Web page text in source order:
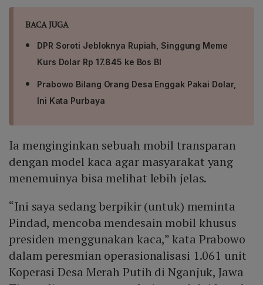
BACA JUGA
DPR Soroti Jebloknya Rupiah, Singgung Meme
Kurs Dolar Rp 17.845 ke Bos BI
Prabowo Bilang Orang Desa Enggak Pakai Dolar,
Ini Kata Purbaya
Ia menginginkan sebuah mobil transparan
dengan model kaca agar masyarakat yang
menemuinya bisa melihat lebih jelas.
“Ini saya sedang berpikir (untuk) meminta
Pindad, mencoba mendesain mobil khusus
presiden menggunakan kaca,” kata Prabowo
dalam peresmian operasionalisasi 1.061 unit
Koperasi Desa Merah Putih di Nganjuk, Jawa